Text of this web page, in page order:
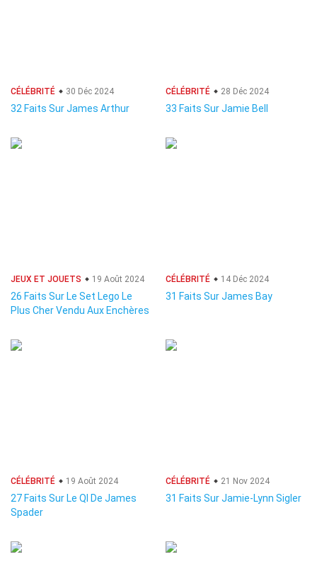
CÉLÉBRITÉ 30 Déc 2024
32 Faits Sur James Arthur
CÉLÉBRITÉ 28 Déc 2024
33 Faits Sur Jamie Bell
JEUX ET JOUETS 19 Août 2024
26 Faits Sur Le Set Lego Le
Plus Cher Vendu Aux Enchères
CÉLÉBRITÉ 14 Déc 2024
31 Faits Sur James Bay
CÉLÉBRITÉ 19 Août 2024
27 Faits Sur Le QI De James
Spader
CÉLÉBRITÉ 21 Nov 2024
31 Faits Sur Jamie-Lynn Sigler